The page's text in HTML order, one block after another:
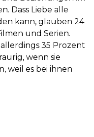
Dass Liebe alle
kann, glauben 24
und Serien.
35 Prozent
wenn sie
weil es bei ihnen